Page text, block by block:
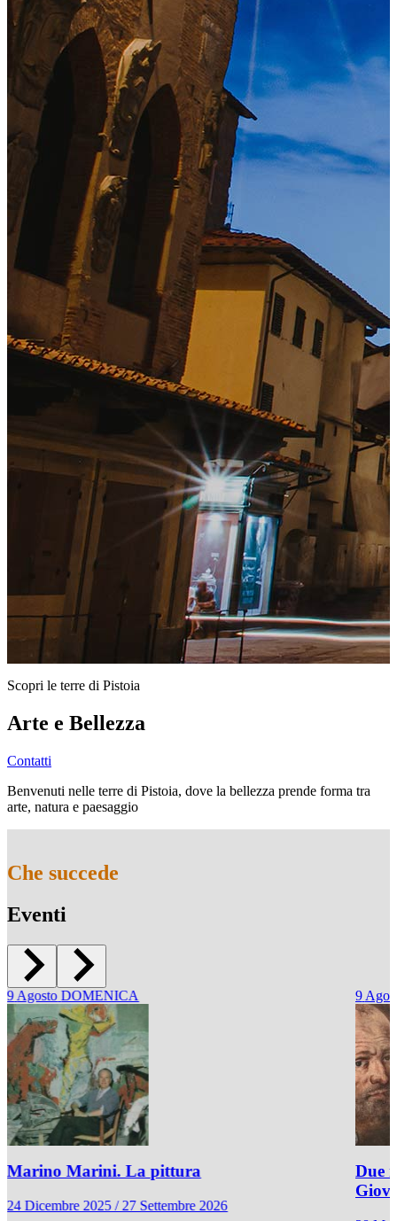
Scopri le terre di Pistoia
Arte e Bellezza
Contatti
Benvenuti nelle terre di Pistoia, dove la bellezza prende forma tra
arte, natura e paesaggio
Che succede
Eventi
9Agosto DOMENICA
Marino Marini. La pittura
24 Dicembre 2025 / 27 Settembre 2026
9
Due